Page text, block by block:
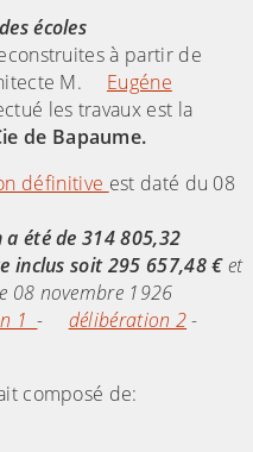
écoles
à partir de
M.
Eugéne
les travaux est la
de Bapaume.
définitive est daté du 08
été de 314 805,32
inclus soit 295 657,48 €et
08 novembre 1926
1- délibération 2-
composé de: